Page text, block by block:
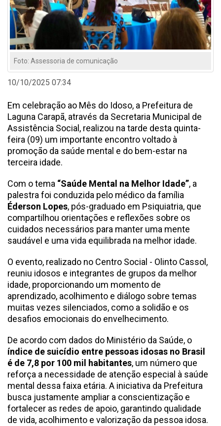
Foto: Assessoria de comunicação
10/10/2025 07:34
Em celebração ao Mês do Idoso, a Prefeitura de
Laguna Carapã, através da Secretaria Municipal de
Assistência Social, realizou na tarde desta quinta-
feira (09) um importante encontro voltado à
promoção da saúde mental e do bem-estar na
terceira idade.
Com o tema “Saúde Mental na Melhor Idade”, a
palestra foi conduzida pelo médico da família
Éderson Lopes, pós-graduado em Psiquiatria, que
compartilhou orientações e reflexões sobre os
cuidados necessários para manter uma mente
saudável e uma vida equilibrada na melhor idade.
O evento, realizado no Centro Social - Olinto Cassol,
reuniu idosos e integrantes de grupos da melhor
idade, proporcionando um momento de
aprendizado, acolhimento e diálogo sobre temas
muitas vezes silenciados, como a solidão e os
desafios emocionais do envelhecimento.
De acordo com dados do Ministério da Saúde, o
índice de suicídio entre pessoas idosas no Brasil
é de 7,8 por 100 mil habitantes, um número que
reforça a necessidade de atenção especial à saúde
mental dessa faixa etária. A iniciativa da Prefeitura
busca justamente ampliar a conscientização e
fortalecer as redes de apoio, garantindo qualidade
de vida, acolhimento e valorização da pessoa idosa.